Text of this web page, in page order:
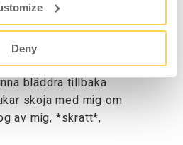
DenyJag tycker om
hand och sparar alla
bläddra tillbaka
skoja med mig om
av mig, *skratt*,